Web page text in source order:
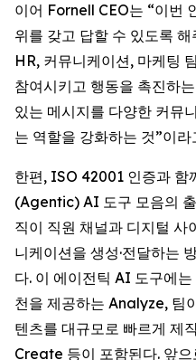
이어 Fornell CEO는 “이번
위를 갖고 답할 수 있도록
HR, 커뮤니케이션, 마케팅
참여시키고 행동을 촉진하
있는 메시지를 다양한 커뮤
는 역할을 강화하는 것”이라
한편, ISO 42001 인증과 함
(Agentic) AI 도구 모음의
직이 직원 채널과 디지털 사
니케이션을 생성·전달하는
다. 이 에이전틱 AI 도구에
천을 제공하는 Analyze, 팀
텐츠를 대규모로 빠르게 제
Create 등이 포함된다. 앞